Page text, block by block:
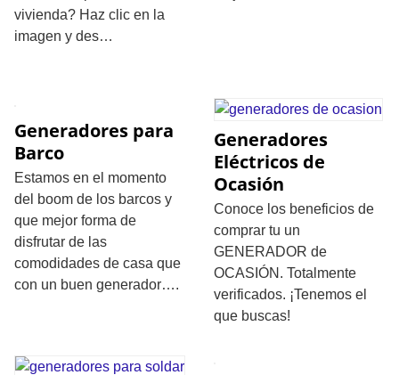
vivienda? Haz clic en la
imagen y des…
Generadores para
Barco
Estamos en el momento
del boom de los barcos y
que mejor forma de
disfrutar de las
comodidades de casa que
con un buen generador….
Generadores
Eléctricos de
Ocasión
Conoce los beneficios de
comprar tu un
GENERADOR de
OCASIÓN. Totalmente
verificados. ¡Tenemos el
que buscas!